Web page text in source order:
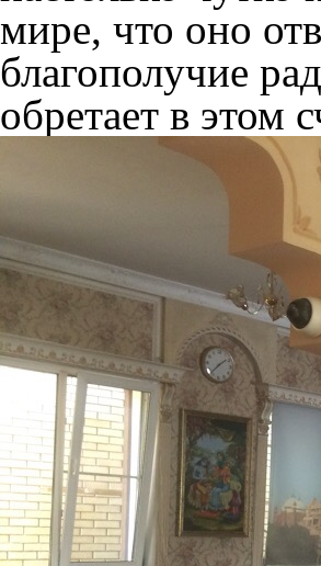
мире, что оно
благополучие
обретает в этом